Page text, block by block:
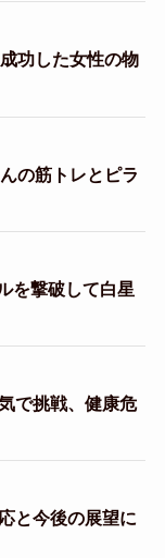
功した女性の物
の筋トレとピラ
を撃破して白星
で挑戦、健康危
と今後の展望に